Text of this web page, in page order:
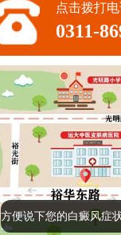
点击拨打
0311-
方便说下您的白癜风症